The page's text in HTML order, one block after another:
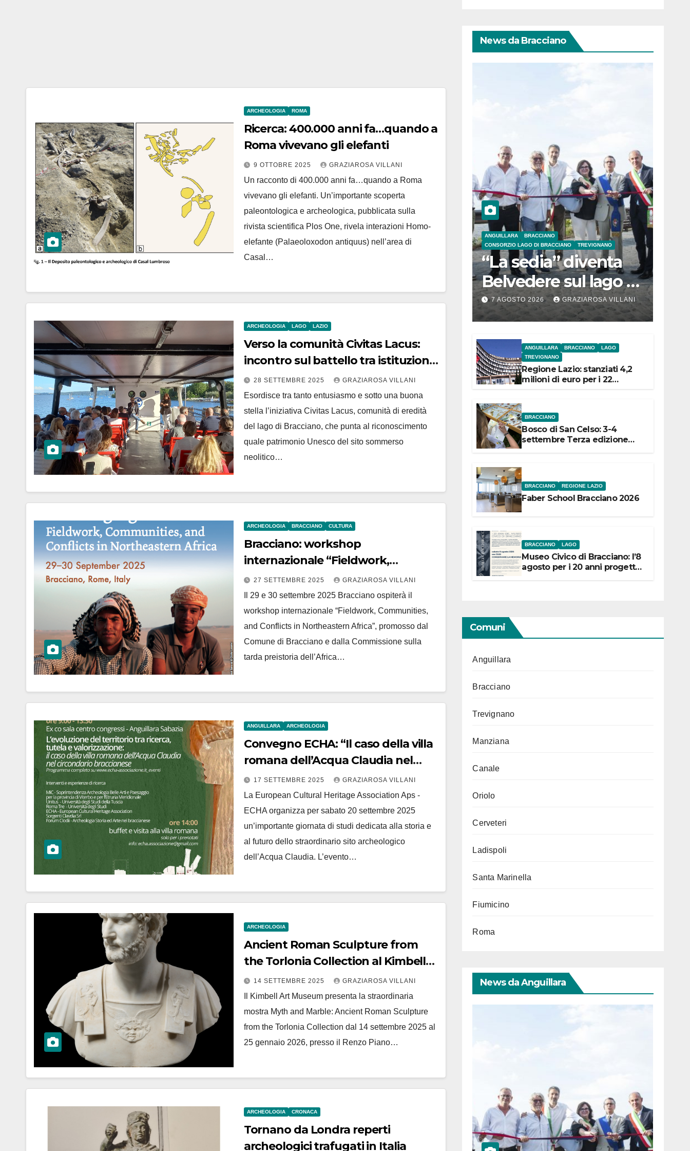
ARCHEOLOGIA ROMA
Ricerca: 400.000 anni fa…quando a
Roma vivevano gli elefanti
9 OTTOBRE 2025 GRAZIAROSA VILLANI
Un racconto di 400.000 anni fa…quando a Roma
vivevano gli elefanti. Un’importante scoperta
paleontologica e archeologica, pubblicata sulla
rivista scientifica Plos One, rivela interazioni Homo-
elefante (Palaeoloxodon antiquus) nell’area di
Casal…
ARCHEOLOGIA LAGO LAZIO
Verso la comunità Civitas Lacus:
incontro sul battello tra istituzioni
e associazioni
28 SETTEMBRE 2025 GRAZIAROSA VILLANI
Esordisce tra tanto entusiasmo e sotto una buona
stella l’iniziativa Civitas Lacus, comunità di eredità
del lago di Bracciano, che punta al riconoscimento
quale patrimonio Unesco del sito sommerso
neolitico…
ARCHEOLOGIA BRACCIANO CULTURA
Bracciano: workshop
internazionale “Fieldwork,
Communities, and Conflicts in
Northeastern Africa”
27 SETTEMBRE 2025 GRAZIAROSA VILLANI
Il 29 e 30 settembre 2025 Bracciano ospiterà il
workshop internazionale “Fieldwork, Communities,
and Conflicts in Northeastern Africa”, promosso dal
Comune di Bracciano e dalla Commissione sulla
tarda preistoria dell’Africa…
ANGUILLARA ARCHEOLOGIA
Convegno ECHA: “Il caso della villa
romana dell’Acqua Claudia nel
territorio braccianese”
17 SETTEMBRE 2025 GRAZIAROSA VILLANI
La European Cultural Heritage Association Aps -
ECHA organizza per sabato 20 settembre 2025
un’importante giornata di studi dedicata alla storia e
al futuro dello straordinario sito archeologico
dell’Acqua Claudia. L’evento…
ARCHEOLOGIA
Ancient Roman Sculpture from
the Torlonia Collection al Kimbell
Art Museum in Texas
14 SETTEMBRE 2025 GRAZIAROSA VILLANI
Il Kimbell Art Museum presenta la straordinaria
mostra Myth and Marble: Ancient Roman Sculpture
from the Torlonia Collection dal 14 settembre 2025 al
25 gennaio 2026, presso il Renzo Piano…
ARCHEOLOGIA CRONACA
Tornano da Londra reperti
archeologici trafugati in Italia
News da Bracciano
ANGUILLARA
BRACCIANO
CONSORZIO LAGO DI BRACCIANO
TREVIGNANO
“La sedia” diventa
Belvedere sul lago di
Bracciano: ieri
l’inaugurazione
7 AGOSTO 2026 GRAZIAROSA VILLANI
ANGUILLARA BRACCIANO
LAGO
TREVIGNANO
Regione Lazio: stanziati 4,2
milioni di euro per i 22
BRACCIANO
Bosco di San Celso: 3-4
settembre Terza edizione
BRACCIANO REGIONE LAZIO
Faber School Bracciano 2026
BRACCIANO LAGO
Museo Civico di Bracciano: l’8
agosto per i 20 anni progetto
Comuni
Anguillara
Bracciano
Trevignano
Manziana
Canale
Oriolo
Cerveteri
Ladispoli
Santa Marinella
Fiumicino
Roma
News da Anguillara